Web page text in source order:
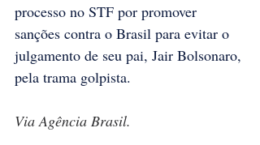
processo no STF por promover
sanções contra o Brasil para evitar o
julgamento de seu pai, Jair Bolsonaro,
pela trama golpista.
Via Agência Brasil.